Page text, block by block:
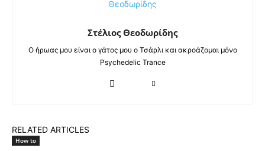
Στέλιος Θεοδωρίδης
Ο ήρωας μου είναι ο γάτος μου ο Τσάρλι και ακροάζομαι μόνο
Psychedelic Trance
RELATED ARTICLES
How to